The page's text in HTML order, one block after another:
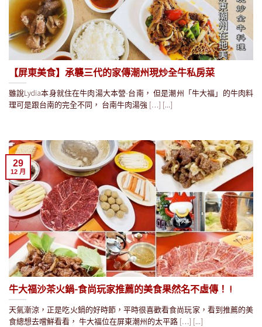
【屏東美食】承襲三代的家傳潮州現炒全牛私房菜
雖說Lydia本身就住在牛肉湯大本營-台南， 但是潮州「牛大福」的牛肉料
理可是跟台南的完全不同， 台南牛肉湯強 […] [...]
牛大福沙茶火鍋-食尚玩家推薦的美食果然名不虛傳！ !
天氣漸涼，正是吃火鍋的好時節，平時很喜歡看食尚玩家，看到推薦的美
食總想去嚐鮮看看， 牛大福位在屏東潮州的太平路 […] [...]
29
12 月